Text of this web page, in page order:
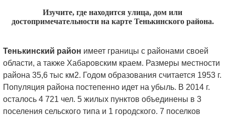
Изучите, где находится улица, дом или
достопримечательности на карте Тенькинского района.
Тенькинский район имеет границы с районами своей
области, а также Хабаровским краем. Размеры местности
района 35,6 тыс км2. Годом образования считается 1953 г.
Популяция района постепенно идет на убыль. В 2014 г.
осталось 4 721 чел. 5 жилых пунктов объединены в 3
поселения сельского типа и 1 городского. 7 поселков